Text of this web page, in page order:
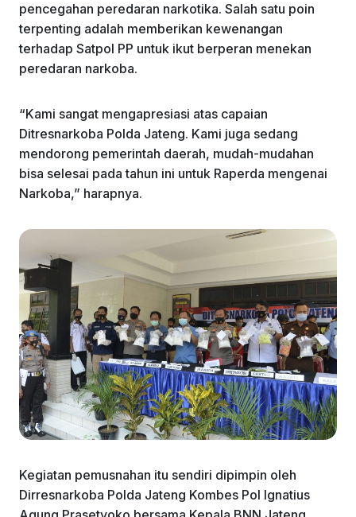
pencegahan peredaran narkotika. Salah satu poin
terpenting adalah memberikan kewenangan
terhadap Satpol PP untuk ikut berperan menekan
peredaran narkoba.
“Kami sangat mengapresiasi atas capaian
Ditresnarkoba Polda Jateng. Kami juga sedang
mendorong pemerintah daerah, mudah-mudahan
bisa selesai pada tahun ini untuk Raperda mengenai
Narkoba,” harapnya.
Kegiatan pemusnahan itu sendiri dipimpin oleh
Dirresnarkoba Polda Jateng Kombes Pol Ignatius